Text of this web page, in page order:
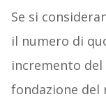
Se si
il numero di
incremento del
fondazione del